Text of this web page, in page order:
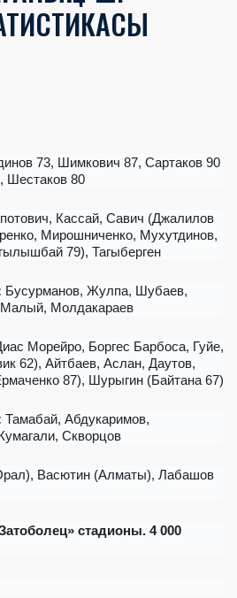
73, Шимкович 87, Сартаков 90
Шестаков 80
Кассай, Савич (Джалилов
Мирошниченко, Мухутдинов,
79), Тагыберген
Бусурманов, Жулпа, Шубаев,
Молдакараев
Морейро, Боргес Барбоса, Гуйе,
62), Айтбаев, Аслан, Даутов,
87), Шурыгин (Байтана 67)
Тамабай, Абдукаримов,
Скворцов
), Васютин (Алматы), Лабашов
стадионы. 4 000